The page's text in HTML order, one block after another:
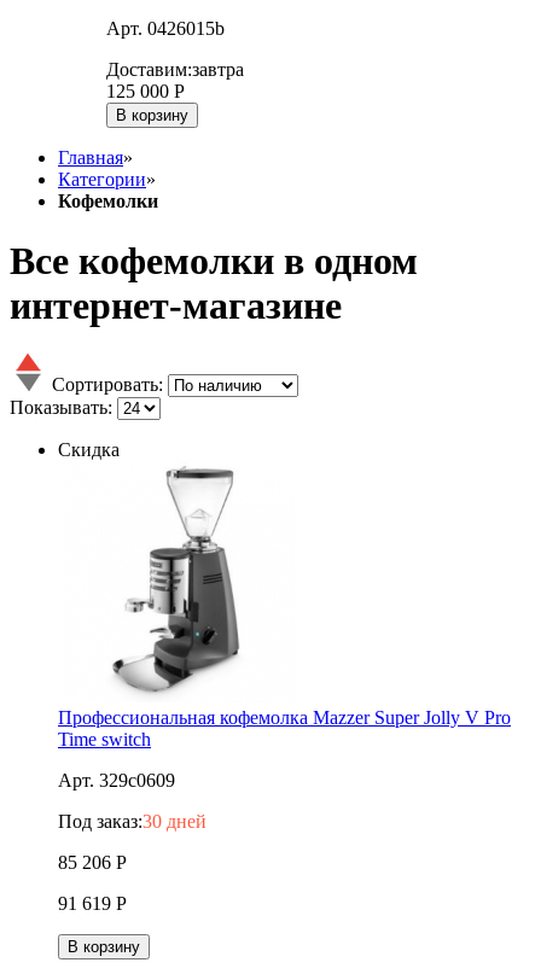
Арт. 0426015b
Доставим:завтра
125 000 Р
В корзину
Главная»
Категории»
Кофемолки
Все кофемолки в одном
интернет-магазине
Сортировать:
Показывать:
Скидка
Профессиональная кофемолка Mazzer Super Jolly V Pro
Time switch
Арт. 329c0609
Под заказ:30 дней
85 206 Р
91 619 Р
В корзину